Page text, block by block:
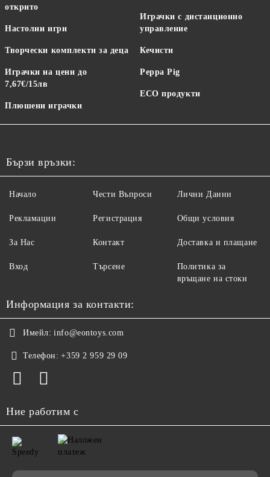
открито
Настолни игри
Творчески комплекти за деца
Играчки на цени до
7,67€/15лв
Плюшени играчки
Играчки с дистанционно
управление
Кечисти
Peppa Pig
ECO продукти
Бързи връзки:
Начало
Рекламации
За Нас
Вход
Чести Въпроси
Регистрация
Контакт
Търсене
Лични Данни
Общи условия
Доставка и плащане
Политика за
връщане на стоки
Информация за контакти:
Имейл: info@eontoys.com
Телефон: +359 2 959 29 09
Ние работим с